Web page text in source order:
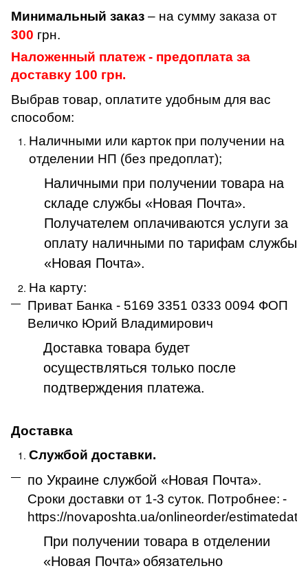
Минимальный заказ – на сумму заказа от
300 грн.
Наложенный платеж - предоплата за
доставку 100 грн.
Выбрав товар, оплатите удобным для вас
способом:
Наличными или карток при получении на
отделении НП (без предоплат);
Наличными при получении товара на
складе службы «Новая Почта».
Получателем оплачиваются услуги за
оплату наличными по тарифам службы
«Новая Почта».
На карту:
Приват Банка - 5169 3351 0333 0094 ФОП
Величко Юрий Владимирович
Доставка товара будет
осуществляться только после
подтверждения платежа.
Доставка
Службой доставки.
по Украине службой «Новая Почта».
Сроки доставки от 1-3 суток. Потробнее: -
https://novaposhta.ua/onlineorder/estimatedate
При получении товара в отделении
«Новая Почта»обязательно